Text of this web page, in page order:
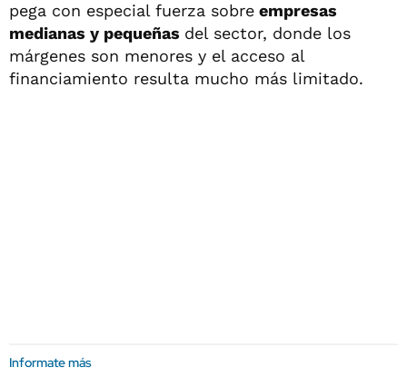
pega con especial fuerza sobre empresas
medianas y pequeñas del sector, donde los
márgenes son menores y el acceso al
financiamiento resulta mucho más limitado.
Informate más